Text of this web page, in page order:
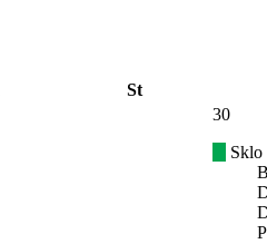
St
30
Sklo